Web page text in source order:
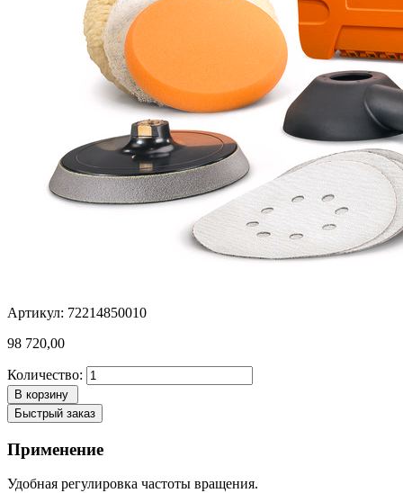
Артикул: 72214850010
98 720,00
Количество:
В корзину
Быстрый заказ
Применение
Удобная регулировка частоты вращения.